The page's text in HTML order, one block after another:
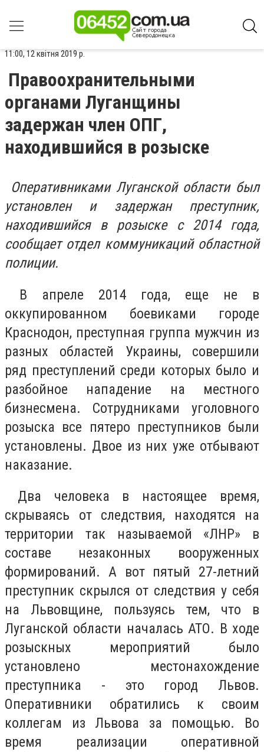
11:00, 12 квітня 2019 р.
Правоохранительными
органами Луганщины
задержан член ОПГ,
находившийся в розыске
Оперативниками Луганской области был
установлен и задержан преступник,
находившийся в розыске с 2014 года,
сообщает отдел коммуникаций областной
полиции.
В апреле 2014 года, еще не в
оккупированном боевиками городе
Краснодон, преступная группа мужчин из
разных областей Украины, совершили
ряд преступлений среди которых было и
разбойное нападение на местного
бизнесмена. Сотрудниками уголовного
розыска все пятеро преступников были
установлены. Двое из них уже отбывают
наказание.
Два человека в настоящее время,
скрываясь от следствия, находятся на
территории так называемой «ЛНР» в
составе незаконных вооруженных
формирований. А вот пятый 27-летний
преступник скрылся от следствия у себя
на Львовщине, пользуясь тем, что в
Луганской области началась АТО. В ходе
розыскных мероприятий было
установлено местонахождение
преступника - это город Львов.
Оперативники обратились к своим
коллегам из Львова за помощью. Во
время реализации оперативной